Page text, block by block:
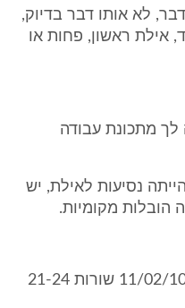
לא אותו דבר בדיוק,
אילת ראשון, פחות או
מתכונת עבודה
נסיעות לאילת, יש
מקומיות.
ת. כן." (עמ' 6 לפרוטוקול מיום 11/02/10 שורות 21-24